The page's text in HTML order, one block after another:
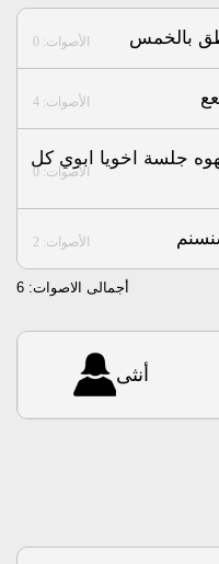
الأصوات: 0 بالخمس
الأصوات: 4
الأصوات: 0
جلسة اخويا ابوي كل
الأصوات: 2
أجمالى الاصوات: 6
أنثى